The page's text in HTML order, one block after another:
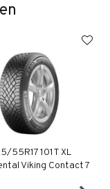
55R17 101T XL
Viking Contact 7